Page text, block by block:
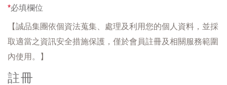
*必填欄位
【誠品集團依個資法蒐集、處理及利用您的個人資料，並採
取適當之資訊安全措施保護，僅於會員註冊及相關服務範圍
內使用。】
註冊